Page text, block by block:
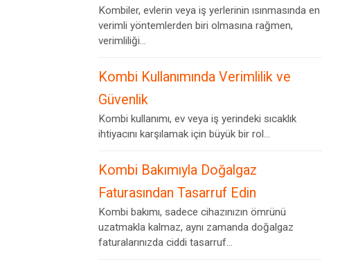
Kombiler, evlerin veya iş yerlerinin ısınmasında en
verimli yöntemlerden biri olmasına rağmen,
verimliliği...
Kombi Kullanımında Verimlilik ve
Güvenlik
Kombi kullanımı, ev veya iş yerindeki sıcaklık
ihtiyacını karşılamak için büyük bir rol...
Kombi Bakımıyla Doğalgaz
Faturasından Tasarruf Edin
Kombi bakımı, sadece cihazınızın ömrünü
uzatmakla kalmaz, aynı zamanda doğalgaz
faturalarınızda ciddi tasarruf...